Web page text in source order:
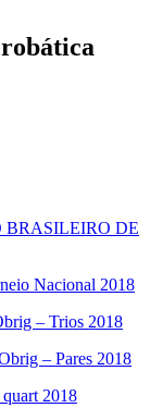
BRASILEIRO DE
Nacional 2018
– Trios 2018
– Pares 2018
2018